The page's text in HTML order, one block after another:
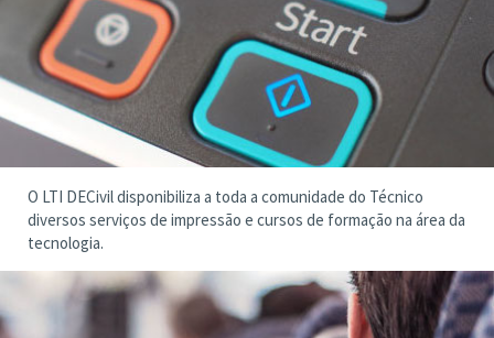
O LTI DECivil disponibiliza a toda a comunidade do Técnico
diversos serviços de impressão e cursos de formação na área da
tecnologia.